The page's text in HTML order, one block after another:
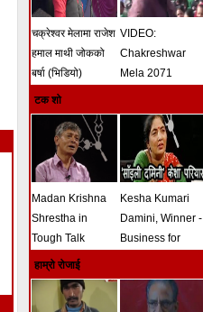
चक्रेश्वर मेलामा राजेश
हमाल माथी जोकको
बर्षा (भिडियो)
VIDEO:
Chakreshwar
Mela 2071
टक शो
Madan Krishna
Shrestha in
Tough Talk
Kesha Kumari
Damini, Winner -
Business for
Tough Talk
हाम्रो रोजाई